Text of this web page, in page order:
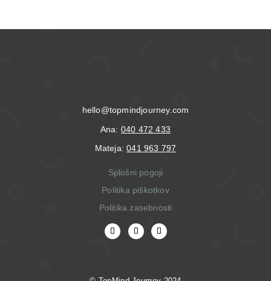
hello@topmindjourney.com
Ana: 040 472 433
Mateja:041 963 797
Splošni pogoji
Politika piškotkov
Politika zasebnosti